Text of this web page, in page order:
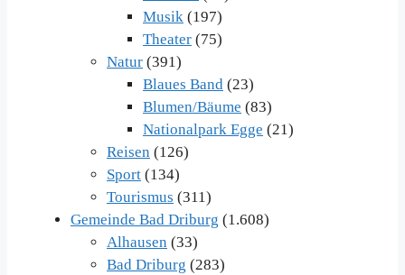
Musik (197)
Theater (75)
Natur (391)
Blaues Band (23)
Blumen/Bäume (83)
Nationalpark Egge (21)
Reisen (126)
Sport (134)
Tourismus (311)
Gemeinde Bad Driburg (1.608)
Alhausen (33)
Bad Driburg (283)